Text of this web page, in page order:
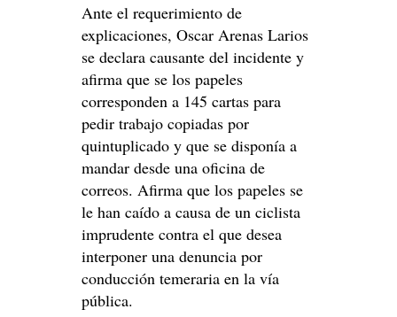
Ante el requerimiento de
explicaciones, Oscar Arenas Larios
se declara causante del incidente y
afirma que se los papeles
corresponden a 145 cartas para
pedir trabajo copiadas por
quintuplicado y que se disponía a
mandar desde una oficina de
correos. Afirma que los papeles se
le han caído a causa de un ciclista
imprudente contra el que desea
interponer una denuncia por
conducción temeraria en la vía
pública.